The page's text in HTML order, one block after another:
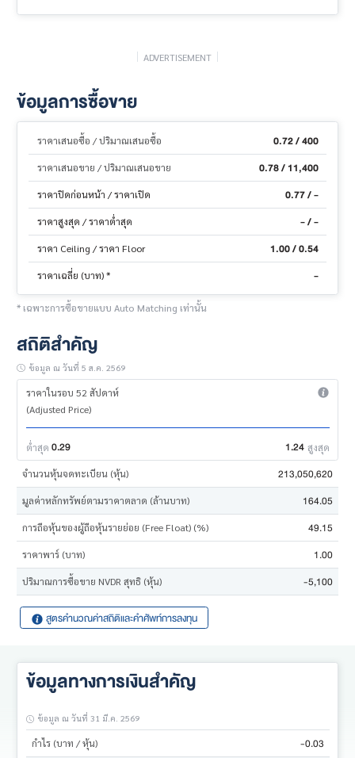
ADVERTISEMENT
ข้อมูลการซื้อขาย
ราคาเสนอซื้อ / ปริมาณเสนอซื้อ 0.72 / 400
ราคาเสนอขาย / ปริมาณเสนอขาย 0.78 / 11,400
ราคาปิดก่อนหน้า / ราคาเปิด 0.77 / -
ราคาสูงสุด / ราคาต่ำสุด - / -
ราคา Ceiling / ราคา Floor 1.00 / 0.54
ราคาเฉลี่ย (บาท) * -
* เฉพาะการซื้อขายแบบ Auto Matching เท่านั้น
สถิติสำคัญ
ข้อมูล ณ วันที่ 5 ส.ค. 2569
ราคาในรอบ 52 สัปดาห์
(Adjusted Price)
ต่ำสุด 0.29 1.24 สูงสุด
จำนวนหุ้นจดทะเบียน (หุ้น) 213,050,620
มูลค่าหลักทรัพย์ตามราคาตลาด (ล้านบาท) 164.05
การถือหุ้นของผู้ถือหุ้นรายย่อย (Free Float) (%) 49.15
ราคาพาร์ (บาท) 1.00
ปริมาณการซื้อขาย NVDR สุทธิ (หุ้น) -5,100
สูตรคำนวณค่าสถิติและคำศัพท์การลงทุน
ข้อมูลทางการเงินสำคัญ
ข้อมูล ณ วันที่ 31 มี.ค. 2569
กำไร (บาท / หุ้น) -0.03